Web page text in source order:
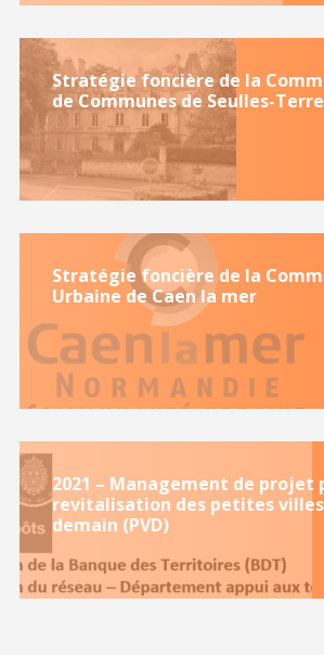
Stratégie foncière de la
de Communes de Seulles-
Stratégie foncière de la
Urbaine de Caen la mer
2021 – Management de projet
revitalisation des petites
demain (PVD)